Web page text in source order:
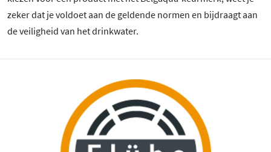
zeker dat je voldoet aan de geldende normen en bijdraagt aan
de veiligheid van het drinkwater.